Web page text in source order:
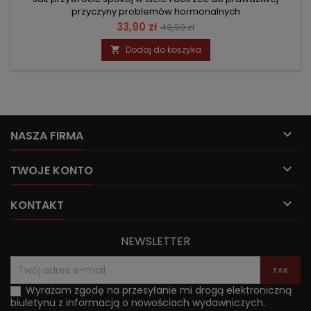
przyczyny problemów hormonalnych
Cena
33,90 zł Cena
podstawowa
49,90 zł
 Dodaj do koszyka
NASZA FIRMA 
TWOJE KONTO 
KONTAKT 
NEWSLETTER
Wyrażam zgodę na przesyłanie mi drogą elektroniczną
biuletynu z informacją o nowościach wydawniczych.